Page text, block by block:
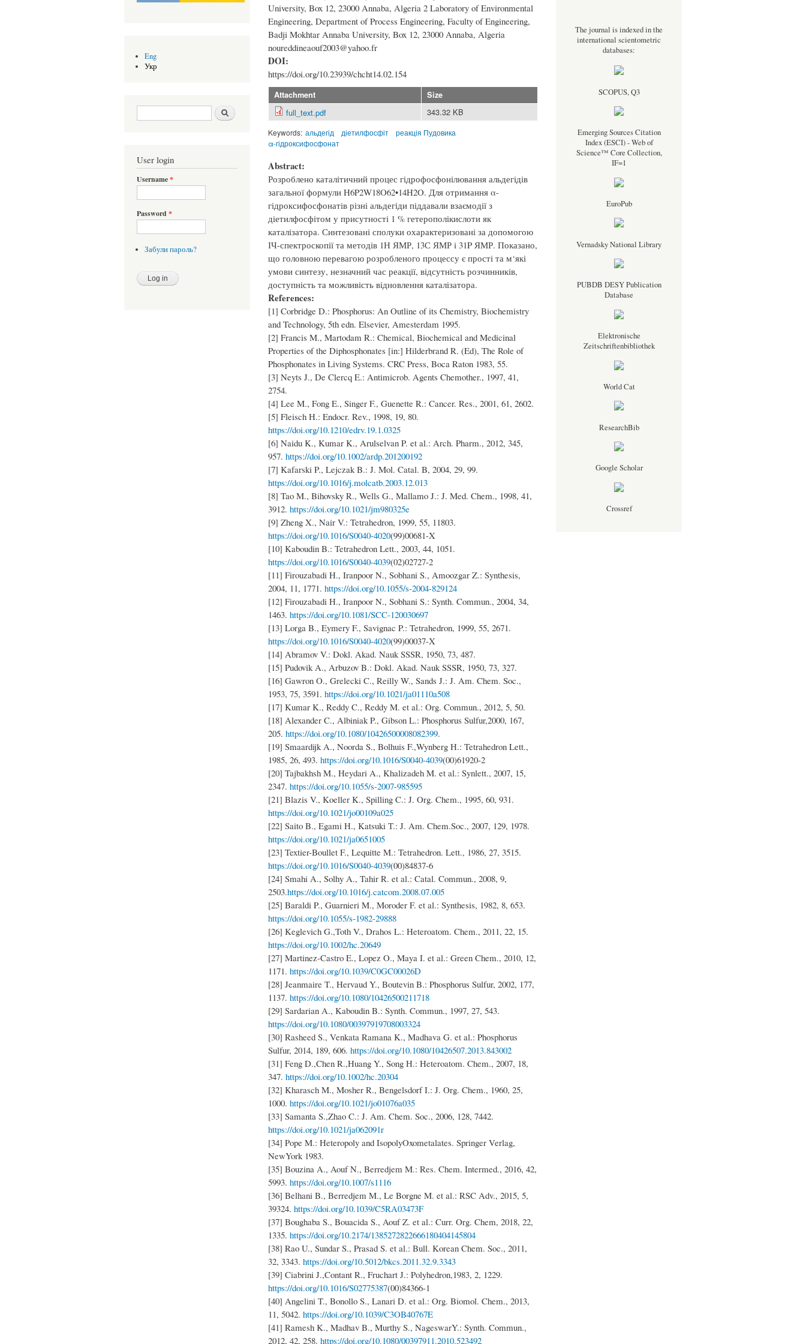
Eng
Укр
Search form Шукати
User login
Username*
Password *
Забули пароль?
University, Box 12, 23000 Annaba, Algeria 2 Laboratory of Environmental
Engineering, Department of Process Engineering, Faculty of Engineering,
Badji Mokhtar Annaba University, Box 12, 23000 Annaba, Algeria
noureddineaouf2003@yahoo.fr
DOI:
https://doi.org/10.23939/chcht14.02.154
Attachment Size
full_text.pdf 343.32 KB
Keywords: альдегід діетилфосфіт
реакція Пудовика
α-гідроксифосфонат
Abstract:
Розроблено каталітичний процес гідрофосфонілювання альдегідів
загальної формули H6P2W18O62•14H2O. Для отримання α-
гідроксифосфонатів різні альдегіди піддавали взаємодії з
діетилфосфітом у присутності 1 % гетерополікислоти як
каталізатора. Синтезовані сполуки охарактеризовані за допомогою
ІЧ-спектроскопії та методів 1Н ЯМР, 13С ЯМР і 31P ЯМР. Показано,
що головною перевагою розробленого процессу є прості та м‘які
умови синтезу, незначний час реакції, відсутність розчинників,
доступність та можливість відновлення каталізатора.
References:
[1] Corbridge D.: Phosphorus: An Outline of its Chemistry, Biochemistry
and Technology, 5th edn. Elsevier, Amesterdam 1995.
[2] Francis M., Martodam R.: Chemical, Biochemical and Medicinal
Properties of the Diphosphonates [in:] Hilderbrand R. (Ed), The Role of
Phosphonates in Living Systems. CRC Press, Boca Raton 1983, 55.
[3] Neyts J., De Clercq E.: Antimicrob. Agents Chemother., 1997, 41,
2754.
[4] Lee M., Fong E., Singer F., Guenette R.: Cancer. Res., 2001, 61, 2602.
[5] Fleisch H.: Endocr. Rev., 1998, 19, 80.
https://doi.org/10.1210/edrv.19.1.0325
[6] Naidu K., Kumar K., Arulselvan P. et al.: Arch. Pharm., 2012, 345,
957. https://doi.org/10.1002/ardp.201200192
[7] Kafarski P., Lejczak B.: J. Mol. Catal. B, 2004, 29, 99.
https://doi.org/10.1016/j.molcatb.2003.12.013
[8] Tao M., Bihovsky R., Wells G., Mallamo J.: J. Med. Chem., 1998, 41,
3912. https://doi.org/10.1021/jm980325e
[9] Zheng X., Nair V.: Tetrahedron, 1999, 55, 11803.
https://doi.org/10.1016/S0040-4020(99)00681-X
[10] Kaboudin B.: Tetrahedron Lett., 2003, 44, 1051.
https://doi.org/10.1016/S0040-4039(02)02727-2
[11] Firouzabadi H., Iranpoor N., Sobhani S., Amoozgar Z.: Synthesis,
2004, 11, 1771. https://doi.org/10.1055/s-2004-829124
[12] Firouzabadi H., Iranpoor N., Sobhani S.: Synth. Commun., 2004, 34,
1463. https://doi.org/10.1081/SCC-120030697
[13] Lorga B., Eymery F., Savignac P.: Tetrahedron, 1999, 55, 2671.
https://doi.org/10.1016/S0040-4020(99)00037-X
[14] Abramov V.: Dokl. Akad. Nauk SSSR, 1950, 73, 487.
[15] Pudovik A., Arbuzov B.: Dokl. Akad. Nauk SSSR, 1950, 73, 327.
[16] Gawron O., Grelecki C., Reilly W., Sands J.: J. Am. Chem. Soc.,
1953, 75, 3591. https://doi.org/10.1021/ja01110a508
[17] Kumar K., Reddy C., Reddy M. et al.: Org. Commun., 2012, 5, 50.
[18] Alexander C., Albiniak P., Gibson L.: Phosphorus Sulfur,2000, 167,
205. https://doi.org/10.1080/10426500008082399.
[19] Smaardijk A., Noorda S., Bolhuis F.,Wynberg H.: Tetrahedron Lett.,
1985, 26, 493. https://doi.org/10.1016/S0040-4039(00)61920-2
[20] Tajbakhsh M., Heydari A., Khalizadeh M. et al.: Synlett., 2007, 15,
2347. https://doi.org/10.1055/s-2007-985595
[21] Blazis V., Koeller K., Spilling C.: J. Org. Chem., 1995, 60, 931.
https://doi.org/10.1021/jo00109a025
[22] Saito B., Egami H., Katsuki T.: J. Am. Chem.Soc., 2007, 129, 1978.
https://doi.org/10.1021/ja0651005
[23] Textier-Boullet F., Lequitte M.: Tetrahedron. Lett., 1986, 27, 3515.
https://doi.org/10.1016/S0040-4039(00)84837-6
[24] Smahi A., Solhy A., Tahir R. et al.: Catal. Commun., 2008, 9,
2503.https://doi.org/10.1016/j.catcom.2008.07.005
[25] Baraldi P., Guarnieri M., Moroder F. et al.: Synthesis, 1982, 8, 653.
https://doi.org/10.1055/s-1982-29888
[26] Keglevich G.,Toth V., Drahos L.: Heteroatom. Chem., 2011, 22, 15.
https://doi.org/10.1002/hc.20649
[27] Martinez-Castro E., Lopez O., Maya I. et al.: Green Chem., 2010, 12,
1171. https://doi.org/10.1039/C0GC00026D
[28] Jeanmaire T., Hervaud Y., Boutevin B.: Phosphorus Sulfur, 2002, 177,
1137. https://doi.org/10.1080/10426500211718
[29] Sardarian A., Kaboudin B.: Synth. Commun., 1997, 27, 543.
https://doi.org/10.1080/00397919708003324
[30] Rasheed S., Venkata Ramana K., Madhava G. et al.: Phosphorus
Sulfur, 2014, 189, 606. https://doi.org/10.1080/10426507.2013.843002
[31] Feng D.,Chen R.,Huang Y., Song H.: Heteroatom. Chem., 2007, 18,
347. https://doi.org/10.1002/hc.20304
[32] Kharasch M., Mosher R., Bengelsdorf I.: J. Org. Chem., 1960, 25,
1000. https://doi.org/10.1021/jo01076a035
[33] Samanta S.,Zhao C.: J. Am. Chem. Soc., 2006, 128, 7442.
https://doi.org/10.1021/ja062091r
[34] Pope M.: Heteropoly and IsopolyOxometalates. Springer Verlag,
NewYork 1983.
[35] Bouzina A., Aouf N., Berredjem M.: Res. Chem. Intermed., 2016, 42,
5993. https://doi.org/10.1007/s1116
[36] Belhani B., Berredjem M., Le Borgne M. et al.: RSC Adv., 2015, 5,
39324. https://doi.org/10.1039/C5RA03473F
[37] Boughaba S., Bouacida S., Aouf Z. et al.: Curr. Org. Chem, 2018, 22,
1335. https://doi.org/10.2174/1385272822666180404145804
[38] Rao U., Sundar S., Prasad S. et al.: Bull. Korean Chem. Soc., 2011,
32, 3343. https://doi.org/10.5012/bkcs.2011.32.9.3343
[39] Ciabrini J.,Contant R., Fruchart J.: Polyhedron,1983, 2, 1229.
https://doi.org/10.1016/S02775387(00)84366-1
[40] Angelini T., Bonollo S., Lanari D. et al.: Org. Biomol. Chem., 2013,
11, 5042. https://doi.org/10.1039/C3OB40767E
[41] Ramesh K., Madhav B., Murthy S., NageswarY.: Synth. Commun.,
2012, 42, 258. https://doi.org/10.1080/00397911.2010.523492
The journal is indexed in the
international scientometric
databases:
SCOPUS, Q3
Emerging Sources Citation
Index (ESCI) - Web of
Science™ Core Collection,
IF=1
EuroPub
Vernadsky National Library
PUBDB DESY Publication
Database
Elektronische
Zeitschriftenbibliothek
World Cat
ResearchBib
Google Scholar
Crossref